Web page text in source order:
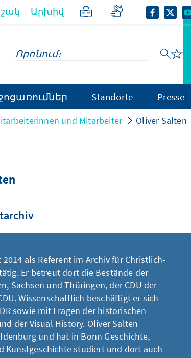
Արխիվ
Standorte Presse
und Mitarbeiter Oliver Salten
als Referent im Archiv für Christlich-
Er betreut dort die Bestände der
Sachsen und Thüringen, der CDU der
Wissenschaftlich beschäftigt er sich
sowie mit Fragen der historischen
der Visual History. Oliver Salten
und hat in Bonn Geschichte,
Kunstgeschichte studiert und dort auch